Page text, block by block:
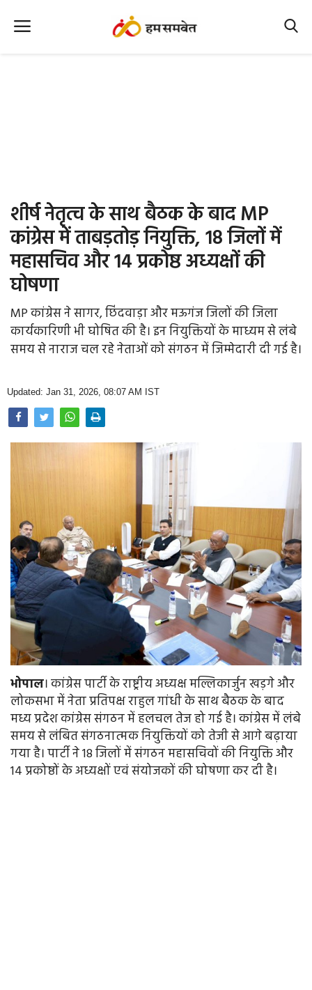
Office Office
Political Gossips
Farm & Food
Opinion
Health & Lifestyle
Photo Gallery
Home
शीर्ष नेतृत्व के साथ बैठक के बाद MP
कांग्रेस में ताबड़तोड़ नियुक्ति, 18 जिलों में
महासचिव और 14 प्रकोष्ठ अध्यक्षों की
घोषणा
MP कांग्रेस ने सागर, छिंदवाड़ा और मऊगंज जिलों की जिला
कार्यकारिणी भी घोषित की है। इन नियुक्तियों के माध्यम से लंबे
समय से नाराज चल रहे नेताओं को संगठन में जिम्मेदारी दी गई है।
Updated: Jan 31, 2026, 08:07 AM IST
भोपाल। कांग्रेस पार्टी के राष्ट्रीय अध्यक्ष मल्लिकार्जुन खड़गे और
लोकसभा में नेता प्रतिपक्ष राहुल गांधी के साथ बैठक के बाद
मध्य प्रदेश कांग्रेस संगठन में हलचल तेज हो गई है। कांग्रेस में लंबे
समय से लंबित संगठनात्मक नियुक्तियों को तेजी से आगे बढ़ाया
गया है। पार्टी ने 18 जिलों में संगठन महासचिवों की नियुक्ति और
14 प्रकोष्ठों के अध्यक्षों एवं संयोजकों की घोषणा कर दी है।